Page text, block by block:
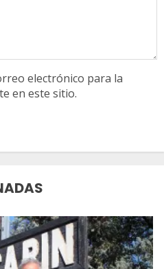
electrónico para la
en este sitio.